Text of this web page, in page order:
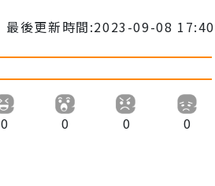
最後更新時間:2023-09-08 17:40
0 0 0 0